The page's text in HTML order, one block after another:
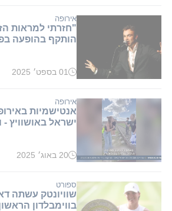
דקות.
אירופה
"חזרתי למראות
הותקף בהופעה
זמן
דקות.
01 בספט׳ 2025
אירופה
אנטישמיות
ישראל באושוויץ -
זמן
דקות.
20 באוג׳ 2025
ספורט
שוויונטק עשתה
בווימבלדון